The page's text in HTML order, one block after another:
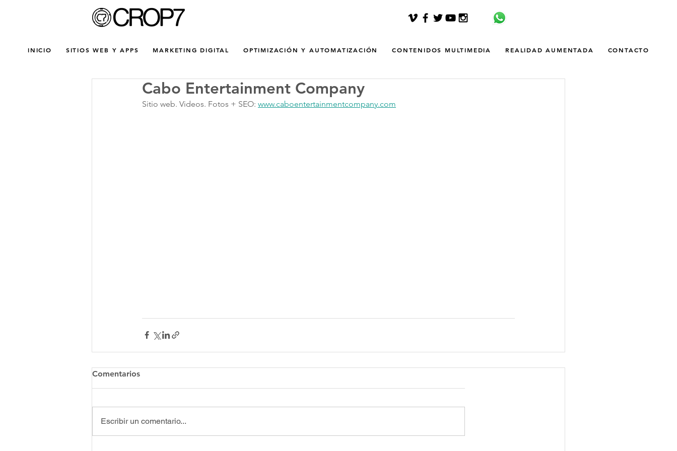
INICIO SITIOS WEB Y APPS MARKETING DIGITAL OPTIMIZACIÓN Y AUTOMATIZACIÓN CONTENIDOS MULTIMEDIA REALIDAD AUMENTADA CONTACTO
Cabo Entertainment Company
Sitio web. Videos. Fotos + SEO: www.caboentertainmentcompany.com
Comentarios
Escribir un comentario...